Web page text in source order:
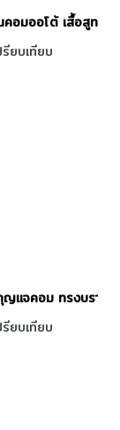
5550A
คอมออโต้ เสื้อสูท
รียบเทียบ
6000F
ญแจคอม ทรงบราเ
รียบเทียบ